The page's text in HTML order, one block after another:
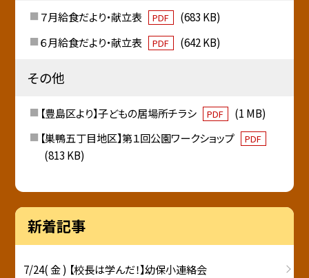
７月給食だより・献立表 PDF
(683 KB)
６月給食だより・献立表
PDF (642 KB)
その他
【豊島区より】子どもの居場所チラシ PDF
(1 MB)
【巣鴨五丁目地区】第１回公園ワークショップ
PDF
(813 KB)
新着記事
7/24( 金 ) 【校長は学んだ！】幼保小連絡会